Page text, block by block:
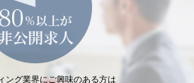
ング業界にご興味のある方は